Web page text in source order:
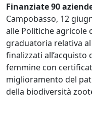
Finanziate 90
Campobasso, 12
alle Politiche agricole
graduatoria relativa
finalizzati
femmine con
miglioramento del
della biodiversità